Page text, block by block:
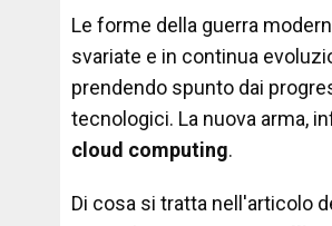
Le forme della guerra
svariate e in continua
prendendo spunto dai
tecnologici. La nuova arma,
cloud computing.
Di cosa si tratta nell'articolo